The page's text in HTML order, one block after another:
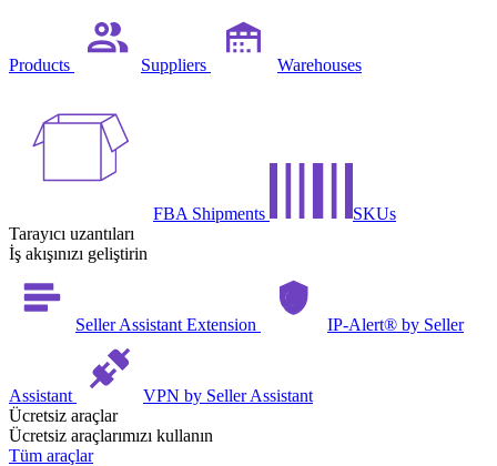
Products Suppliers Warehouses
FBA Shipments
SKUs
Tarayıcı uzantıları
İş akışınızı geliştirin
Seller Assistant Extension IP-Alert® by Seller
Assistant
VPN by Seller Assistant
Ücretsiz araçlar
Ücretsiz araçlarımızı kullanın
Tüm araçlar